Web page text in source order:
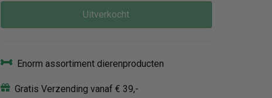
Uitverkocht
Enorm assortiment dierenproducten
Gratis Verzending vanaf € 39,-